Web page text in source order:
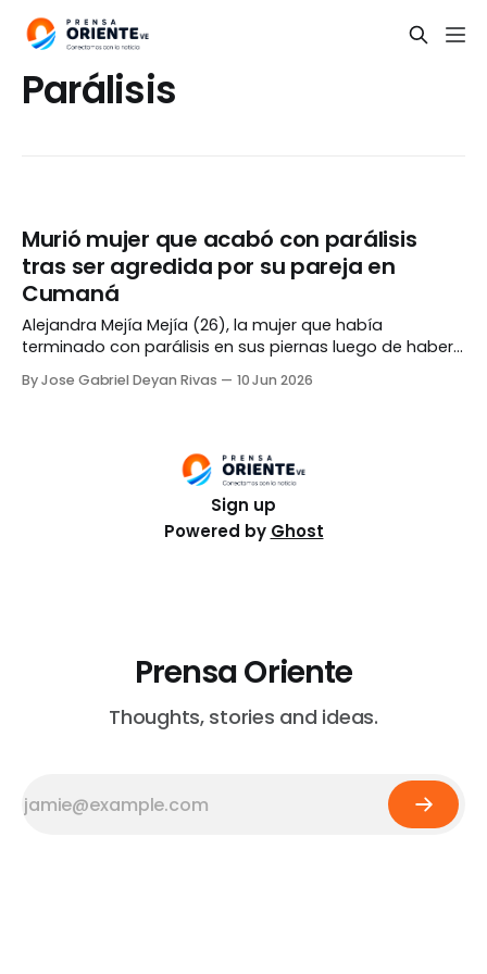
Parálisis
Murió mujer que acabó con parálisis
tras ser agredida por su pareja en
Cumaná
Alejandra Mejía Mejía (26), la mujer que había
terminado con parálisis en sus piernas luego de haber
Universitario Antonio Patricio de Alcalá (Huapa) de
By Jose Gabriel Deyan Rivas 10 Jun 2026
Sign up
Powered by Ghost
Prensa Oriente
Thoughts, stories and ideas.